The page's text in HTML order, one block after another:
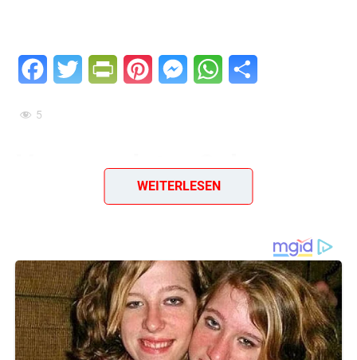
FacebookTwitter PrintFriendly
PinterestMessengerWhatsApp
5
Herrensalat – Sehr
pikanter Fleischsalat
, auch als „Herrenhäuser Fleischsalat“
bekannt, war in der DDR eine beliebte, kräftig-würzige
Salatvariation. Dieserpikante Fleischsalatwar ideal als
Brotaufstrich oder als Beilage zu frischem Brot und
Brötchen. Mit seiner würzigen Kombination aus
Jagdwurst,Gewürzgurken,ZwiebelnundSchnittlauch
WEITERLESEN